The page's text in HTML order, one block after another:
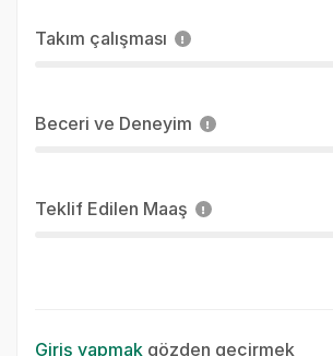
Takım çalışması
Beceri ve Deneyim
Teklif Edilen Maaş
Giriş yapmak gözden geçirmek